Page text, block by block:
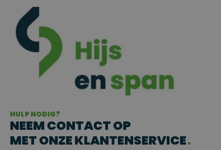
HULP NODIG?
NEEM CONTACT OP
MET ONZE KLANTENSERVICE